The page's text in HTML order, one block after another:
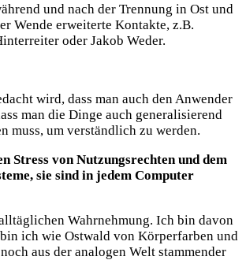
und nach der Trennung in Ost und
Wende erweiterte Kontakte, z.B.
oder Jakob Weder.
wird, dass man auch den Anwender
man die Dinge auch generalisierend
muss, um verständlich zu werden.
Stress von Nutzungsrechten und dem
sie sind in jedem Computer
Wahrnehmung. Ich bin davon
ich wie Ostwald von Körperfarben und
aus der analogen Welt stammender